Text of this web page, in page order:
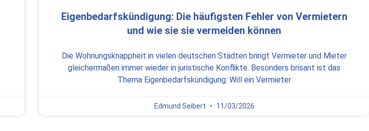
Eigenbedarfskündigung: Die häufigsten Fehler von Vermietern
und wie sie sie vermeiden können
Die Wohnungsknappheit in vielen deutschen Städten bringt Vermieter und Mieter
gleichermaßen immer wieder in juristische Konflikte. Besonders brisant ist das
Thema Eigenbedarfskündigung: Will ein Vermieter
Edmund Seibert 11/03/2026